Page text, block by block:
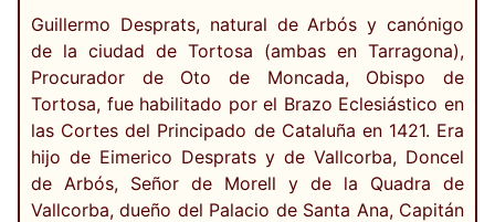
Guillermo Desprats, natural de Arbós y canónigo
de la ciudad de Tortosa (ambas en Tarragona),
Procurador de Oto de Moncada, Obispo de
Tortosa, fue habilitado por el Brazo Eclesiástico en
las Cortes del Principado de Cataluña en 1421. Era
hijo de Eimerico Desprats y de Vallcorba, Doncel
de Arbós, Señor de Morell y de la Quadra de
Vallcorba, dueño del Palacio de Santa Ana, Capitán